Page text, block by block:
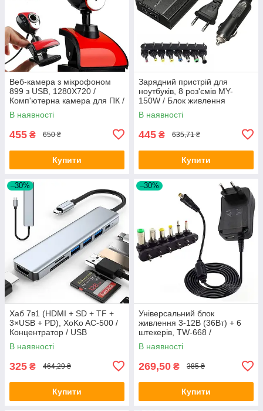
Веб-камера з мікрофоном
899 з USB, 1280Х720 /
Комп'ютерна камера для ПК /
Вебка для комп'ютера та
ноутбука
В наявності
455 ₴ 650 ₴
Купити
Зарядний пристрій для
ноутбуків, 8 роз'ємів MY-
150W / Блок живлення
адаптер для ноутбука
В наявності
445 ₴ 635,71 ₴
Купити
–30%
Хаб 7в1 (HDMI + SD + TF +
3×USB + PD), XoKo AC-500 /
Концентратор / USB
розгалужувач для ноутбука /
ЮСБ хаб
В наявності
325 ₴ 464,29 ₴
Купити
–30%
Універсальний блок
живлення 3-12В (36Вт) + 6
штекерів, TW-668 /
Мережевий зарядний
пристрій / Адаптер живлення
В наявності
269,50 ₴ 385 ₴
Купити